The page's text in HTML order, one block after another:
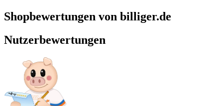
Shopbewertungen von billiger.de
Nutzerbewertungen